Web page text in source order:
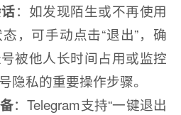
：如发现陌生或不再使用
，可手动点击“退出”，确
被他人长时间占用或监控
隐私的重要操作步骤。
：Telegram支持“一键退出